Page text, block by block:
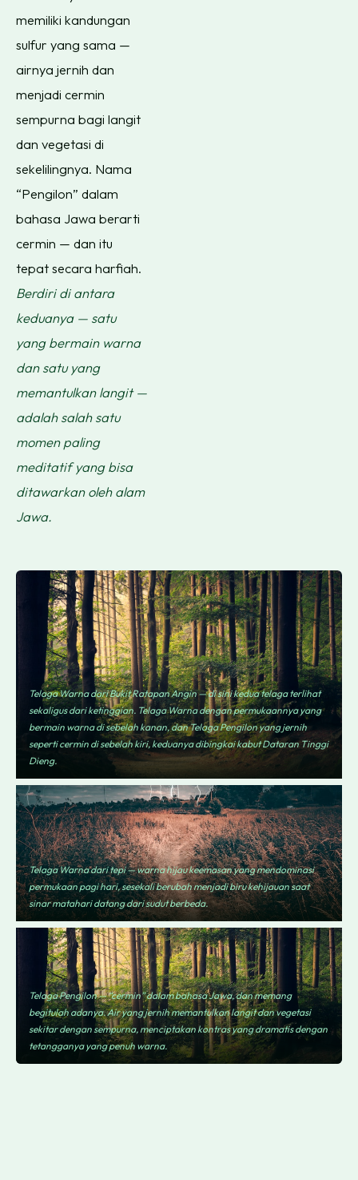
memiliki kandungan
sulfur yang sama —
airnya jernih dan
menjadi cermin
sempurna bagi langit
dan vegetasi di
sekelilingnya. Nama
“Pengilon” dalam
bahasa Jawa berarti
cermin — dan itu
tepat secara harfiah.
Berdiri di antara
keduanya — satu
yang bermain warna
dan satu yang
memantulkan langit —
adalah salah satu
momen paling
meditatif yang bisa
ditawarkan oleh alam
Jawa.
Telaga Warna dari Bukit Ratapan Angin — di sini kedua telaga terlihat
sekaligus dari ketinggian. Telaga Warna dengan permukaannya yang
bermain warna di sebelah kanan, dan Telaga Pengilon yang jernih
seperti cermin di sebelah kiri, keduanya dibingkai kabut Dataran Tinggi
Dieng.
Telaga Warna dari tepi — warna hijau keemasan yang mendominasi
permukaan pagi hari, sesekali berubah menjadi biru kehijauan saat
sinar matahari datang dari sudut berbeda.
Telaga Pengilon — “cermin” dalam bahasa Jawa, dan memang
begitulah adanya. Air yang jernih memantulkan langit dan vegetasi
sekitar dengan sempurna, menciptakan kontras yang dramatis dengan
tetangganya yang penuh warna.